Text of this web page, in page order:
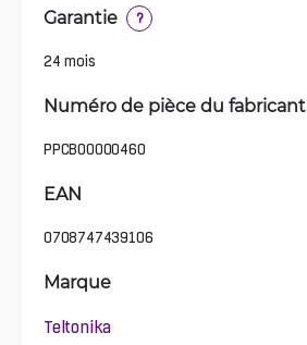
Garantie ?
24 mois
Numéro de pièce du fabricant
PPCB00000460
EAN
0708747439106
Marque
Teltonika